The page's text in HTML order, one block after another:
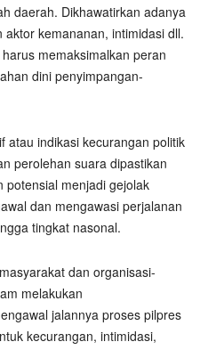
daerah. Dikhawatirkan adanya
aktor kemananan, intimidasi dll.
memaksimalkan peran
dini penyimpangan-
atau indikasi kecurangan politik
perolehan suara dipastikan
potensial menjadi gejolak
dan mengawasi perjalanan
tingkat nasonal.
dan organisasi-
melakukan
jalannya proses pilpres
kecurangan, intimidasi,